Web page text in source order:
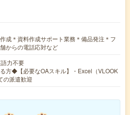
成＊資料作成サポート業務＊備品発注＊フ
からの電話応対など
力不要
方◆【必要なOAスキル】・Excel（VLOOK
派遣歓迎